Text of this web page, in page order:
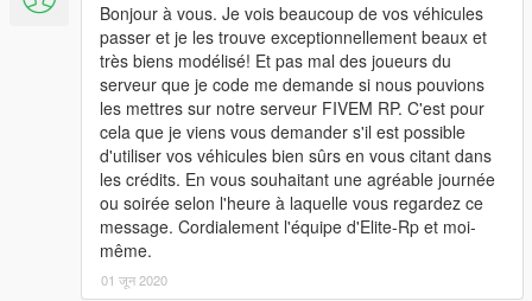
Bonjour à vous. Je vois beaucoup de vos véhicules
passer et je les trouve exceptionnellement beaux et
très biens modélisé! Et pas mal des joueurs du
serveur que je code me demande si nous pouvions
les mettres sur notre serveur FIVEM RP. C'est pour
cela que je viens vous demander s'il est possible
d'utiliser vos véhicules bien sûrs en vous citant dans
les crédits. En vous souhaitant une agréable journée
ou soirée selon l'heure à laquelle vous regardez ce
message. Cordialement l'équipe d'Elite-Rp et moi-
même.
01 जून 2020